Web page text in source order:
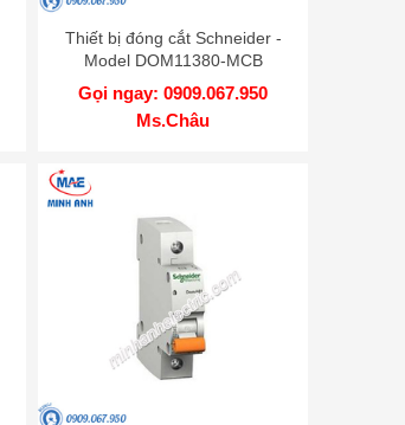
Thiết bị đóng cắt Schneider -
Model DOM11380-MCB
Gọi ngay: 0909.067.950
Ms.Châu